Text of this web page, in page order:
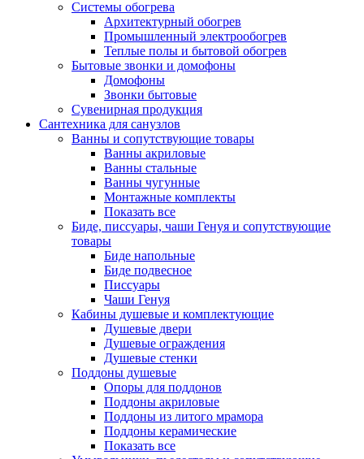
Системы обогрева
Архитектурный обогрев
Промышленный электрообогрев
Теплые полы и бытовой обогрев
Бытовые звонки и домофоны
Домофоны
Звонки бытовые
Сувенирная продукция
Сантехника для санузлов
Ванны и сопутствующие товары
Ванны акриловые
Ванны стальные
Ванны чугунные
Монтажные комплекты
Показать все
Биде, писсуары, чаши Генуя и сопутствующие
товары
Биде напольные
Биде подвесное
Писсуары
Чаши Генуя
Кабины душевые и комплектующие
Душевые двери
Душевые ограждения
Душевые стенки
Поддоны душевые
Опоры для поддонов
Поддоны акриловые
Поддоны из литого мрамора
Поддоны керамические
Показать все